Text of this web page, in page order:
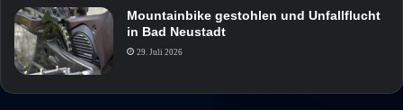
Mountainbike gestohlen und Unfallflucht
in Bad Neustadt
29. Juli 2026